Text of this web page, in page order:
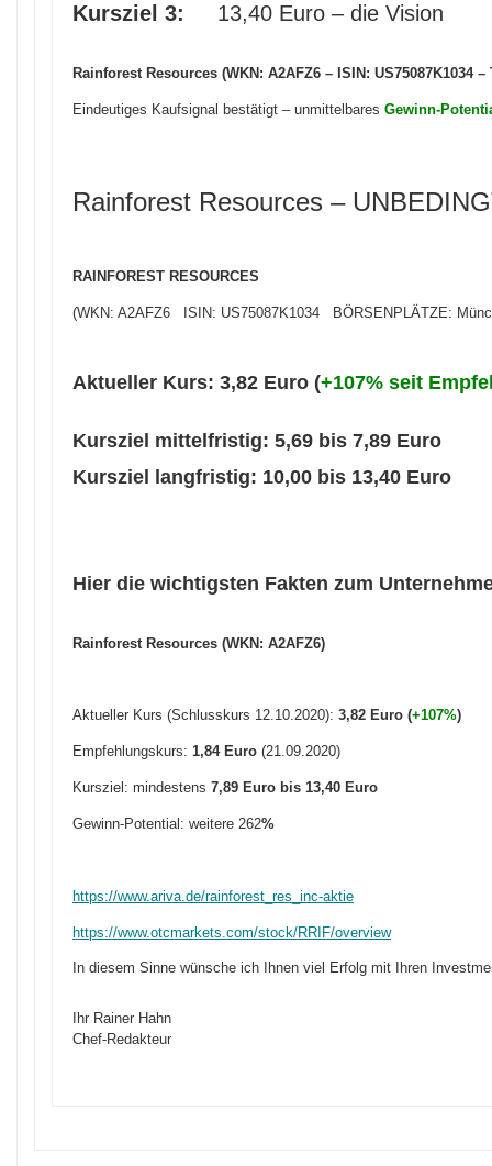
Kursziel 3: 13,40 Euro – die Vision
Rainforest Resources (WKN: A2AFZ6 – ISIN: US75087K1034 –
Eindeutiges Kaufsignal bestätigt – unmittelbares Gewinn-
Rainforest Resources –
RAINFOREST RESOURCES
(WKN: A2AFZ6 ISIN: US75087K1034 BÖRSENPLÄTZE:
Aktueller Kurs: 3,82 Euro (+107% seit
Kursziel mittelfristig: 5,69 bis 7,89 Euro
Kursziel langfristig: 10,00 bis 13,40 Euro
Hier die wichtigsten Fakten zum
Rainforest Resources (WKN: A2AFZ6)
Aktueller Kurs (Schlusskurs 12.10.2020): 3,82 Euro (+107%)
Empfehlungskurs: 1,84 Euro (21.09.2020)
Kursziel: mindestens 7,89 Euro bis 13,40 Euro
Gewinn-Potential: weitere 262%
https://www.ariva.de/rainforest_res_inc-aktie
https://www.otcmarkets.com/stock/RRIF/overview
In diesem Sinne wünsche ich Ihnen viel Erfolg mit Ihren
Ihr Rainer Hahn
Chef-Redakteur